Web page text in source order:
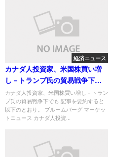
経済ニュース
カナダ人投資家、米国株買い増
し－トランプ氏の貿易戦争下で
も
カナダ人投資家、米国株買い増し－トラン
プ氏の貿易戦争下でも 記事を要約すると
以下のとおり。 ブルームバーグ マーケッ
トニュース カナダ人投資...